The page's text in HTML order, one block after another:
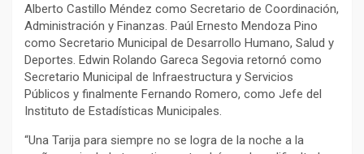
Alberto Castillo Méndez como Secretario de Coordinación,
Administración y Finanzas. Paúl Ernesto Mendoza Pino
como Secretario Municipal de Desarrollo Humano, Salud y
Deportes. Edwin Rolando Gareca Segovia retornó como
Secretario Municipal de Infraestructura y Servicios
Públicos y finalmente Fernando Romero, como Jefe del
Instituto de Estadísticas Municipales.
“Una Tarija para siempre no se logra de la noche a la